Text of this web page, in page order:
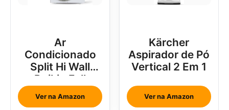
Ar
Condicionado
Split Hi Wall
Daikin Full
Inverter 18000
Btus
Ver na Amazon
Kärcher
Aspirador de Pó
Vertical 2 Em 1
Ver na Amazon